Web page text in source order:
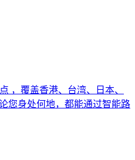
，覆盖香港、台湾、日本、
您身处何地，都能通过智能路